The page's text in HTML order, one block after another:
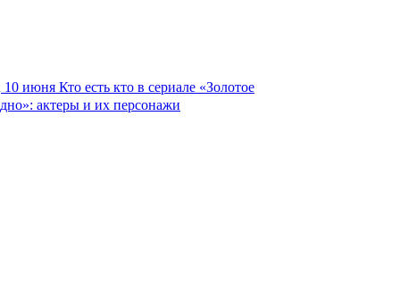
10 июня Кто есть кто в сериале «Золотое
дно»: актеры и их персонажи